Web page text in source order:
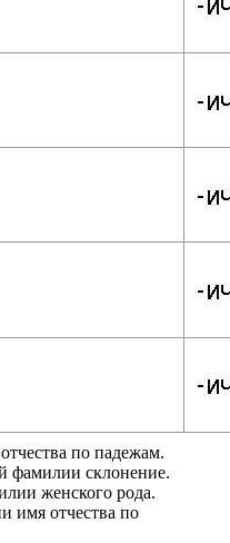
по падежам.
фамилии склонение.
женского рода.
имя отчества по